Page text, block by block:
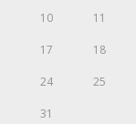
10 11
17 18
24 25
31